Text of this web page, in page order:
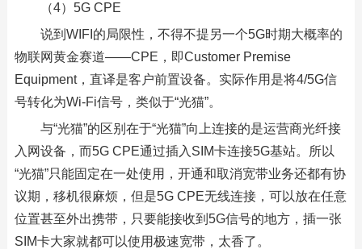
（4）5G CPE
说到WIFI的局限性，不得不提另一个5G时期大概率的
物联网黄金赛道——CPE，即Customer Premise
Equipment，直译是客户前置设备。实际作用是将4/5G信
号转化为Wi-Fi信号，类似于“光猫”。
与“光猫”的区别在于“光猫”向上连接的是运营商光纤接
入网设备，而5G CPE通过插入SIM卡连接5G基站。所以
“光猫”只能固定在一处使用，开通和取消宽带业务还都有协
议期，移机很麻烦，但是5G CPE无线连接，可以放在任意
位置甚至外出携带，只要能接收到5G信号的地方，插一张
SIM卡大家就都可以使用极速宽带，太香了。